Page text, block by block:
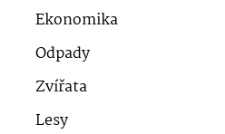
Ekonomika
Odpady
Zvířata
Lesy